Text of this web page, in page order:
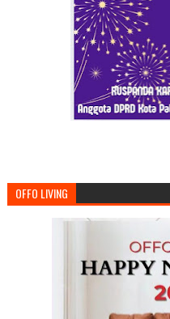
OFFO LIVING